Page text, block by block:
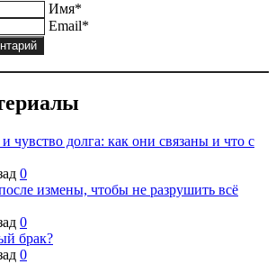
Имя*
Email*
чувство долга: как они связаны и что с
0
измены, чтобы не разрушить всё
0
брак?
0